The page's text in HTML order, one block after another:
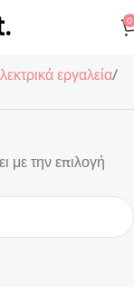
0
εργαλεία
με την επιλογή